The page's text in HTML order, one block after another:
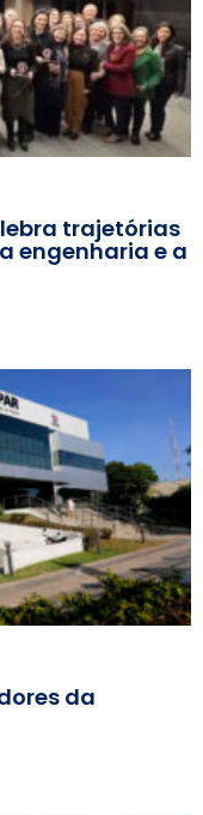
trajetórias
engenharia e a
da